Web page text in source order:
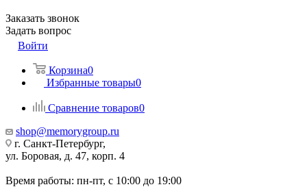
Заказать звонок
Задать вопрос
Войти
Корзина0
Избранные товары0
Сравнение товаров0
shop@memorygroup.ru
г. Санкт-Петербург,
ул. Боровая, д. 47, корп. 4
Время работы: пн-пт, с 10:00 до 19:00